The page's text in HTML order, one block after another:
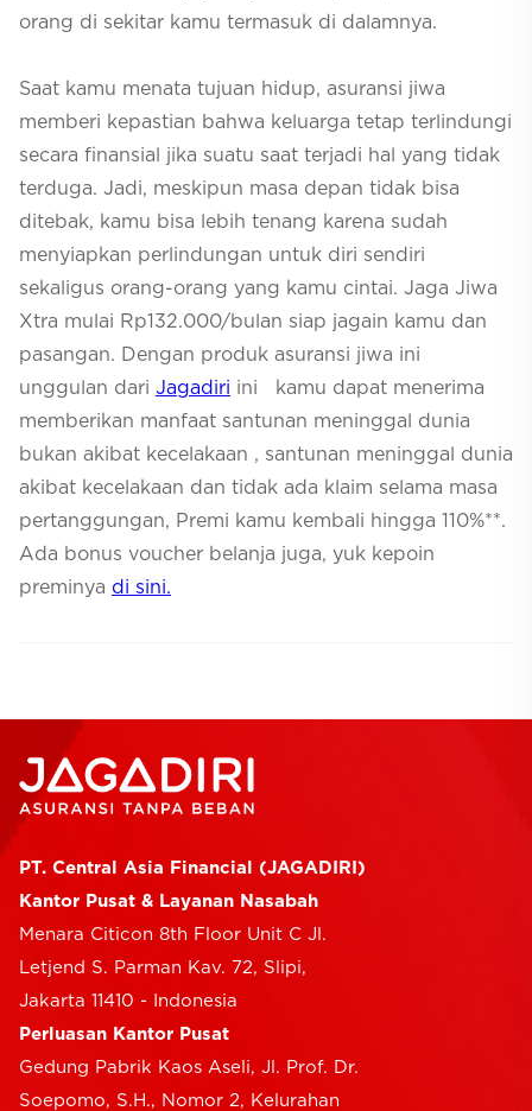
orang di sekitar kamu termasuk di dalamnya.
Saat kamu menata tujuan hidup, asuransi jiwa
memberi kepastian bahwa keluarga tetap terlindungi
secara finansial jika suatu saat terjadi hal yang tidak
terduga. Jadi, meskipun masa depan tidak bisa
ditebak, kamu bisa lebih tenang karena sudah
menyiapkan perlindungan untuk diri sendiri
sekaligus orang-orang yang kamu cintai. Jaga Jiwa
Xtra mulai Rp132.000/bulan siap jagain kamu dan
pasangan. Dengan produk asuransi jiwa ini
unggulan dari Jagadiri ini kamu dapat menerima
memberikan manfaat santunan meninggal dunia
bukan akibat kecelakaan , santunan meninggal dunia
akibat kecelakaan dan tidak ada klaim selama masa
pertanggungan, Premi kamu kembali hingga 110%**.
Ada bonus voucher belanja juga, yuk kepoin
preminya di sini.
PT. Central Asia Financial (JAGADIRI)
Kantor Pusat & Layanan Nasabah
Menara Citicon 8th Floor Unit C Jl.
Letjend S. Parman Kav. 72, Slipi,
Jakarta 11410 - Indonesia
Perluasan Kantor Pusat
Gedung Pabrik Kaos Aseli, Jl. Prof. Dr.
Soepomo, S.H., Nomor 2, Kelurahan